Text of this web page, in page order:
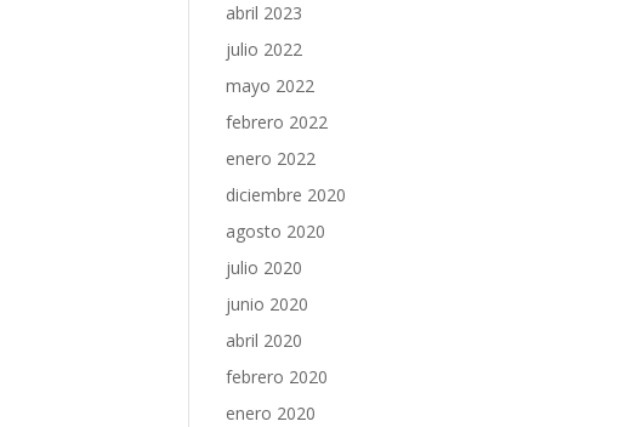
abril 2023
julio 2022
mayo 2022
febrero 2022
enero 2022
diciembre 2020
agosto 2020
julio 2020
junio 2020
abril 2020
febrero 2020
enero 2020